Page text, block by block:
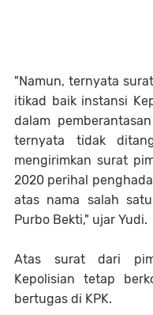
"Namun, ternyata
itikad baik instansi
dalam
ternyata tidak
mengirimkan surat
2020 perihal
atas nama salah
Purbo Bekti," ujar Yudi.
Atas surat dari
Kepolisian tetap
bertugas di KPK.